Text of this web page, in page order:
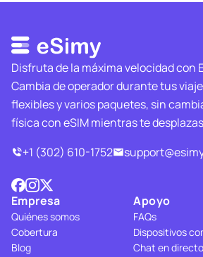
Disfruta de la máxima velocidad con
Cambia de operador durante tus
flexibles y varios paquetes, sin
física con eSIM mientras te
+1 (302) 610-1752
Empresa
Quiénes somos
Cobertura
Blog
Apoyo
FAQs
Dispositivos
Chat en directo